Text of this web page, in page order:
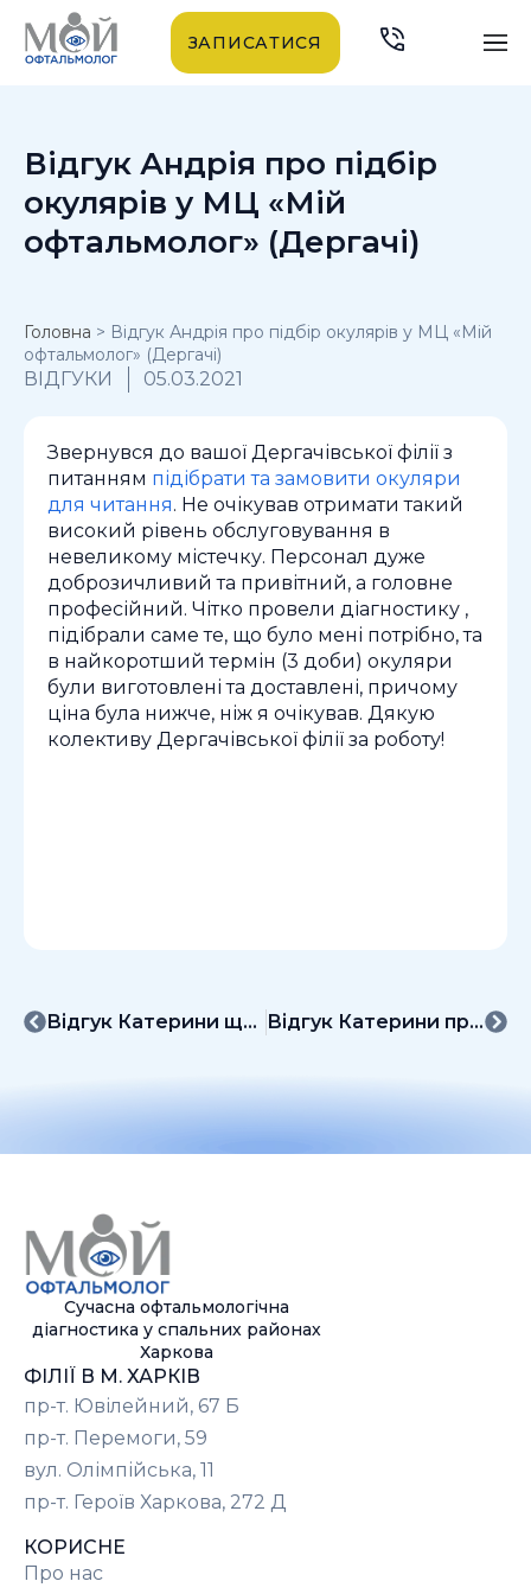
ЗАПИСАТИСЯ
Відгук Андрія про підбір
окулярів у МЦ «Мій
офтальмолог» (Дергачі)
Головна > Відгук Андрія про підбір окулярів у МЦ «Мій
офтальмолог» (Дергачі)
ВІДГУКИ 05.03.2021
Звернувся до вашої Дергачівської філії з
питанням підібрати та замовити окуляри
для читання. Не очікував отримати такий
високий рівень обслуговування в
невеликому містечку. Персонал дуже
доброзичливий та привітний, а головне
професійний. Чітко провели діагностику ,
підібрали саме те, що було мені потрібно, та
в найкоротший термін (3 доби) окуляри
були виготовлені та доставлені, причому
ціна була нижче, ніж я очікував. Дякую
колективу Дергачівської філії за роботу!
Відгук Катерини щодо діагностики зору в МЦ «Мій офтальмолог» Відгук Катерини про повне обстеження
Сучасна офтальмологічна
діагностика у спальних районах
Харкова
ФІЛІЇ В М. ХАРКІВ
пр-т. Ювілейний, 67 Б
пр-т. Перемоги, 59
вул. Олімпійська, 11
пр-т. Героїв Харкова, 272 Д
КОРИСНЕ
Про нас